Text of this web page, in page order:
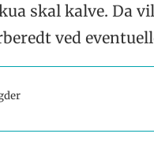
skal kalve. Da
ved